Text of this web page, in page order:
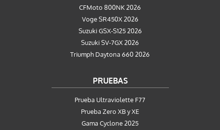
CFMoto 800NK 2026
Voge SR450X 2026
Suzuki GSX-S125 2026
Suzuki SV-7GX 2026
Triumph Daytona 660 2026
PRUEBAS
Prueba Ultraviolette F77
Prueba Zero XB y XE
Gama Cyclone 2025